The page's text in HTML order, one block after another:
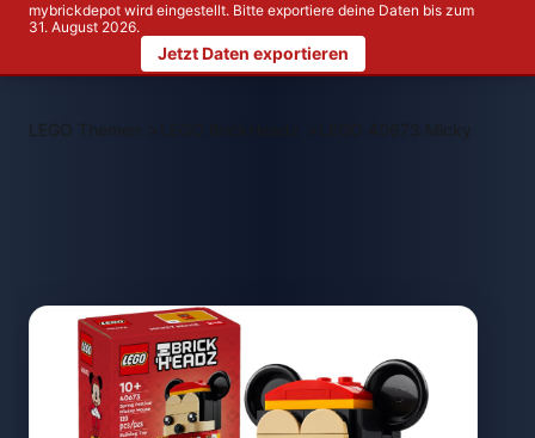
mybrickdepot wird eingestellt. Bitte exportiere deine Daten bis zum
31. August 2026.
Jetzt Daten exportieren
LEGO Themen > LEGO 40673 Micky Maus